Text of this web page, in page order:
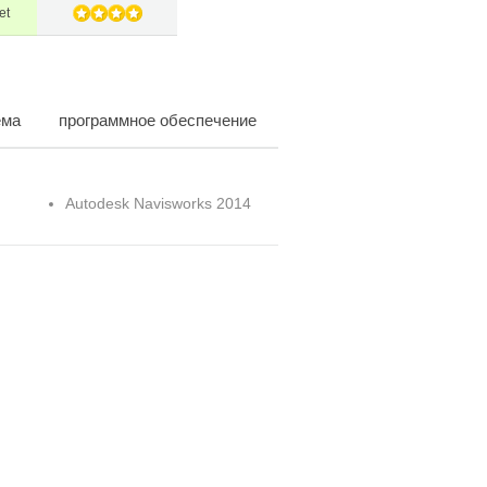
программное обеспечение
Autodesk Navisworks 2014